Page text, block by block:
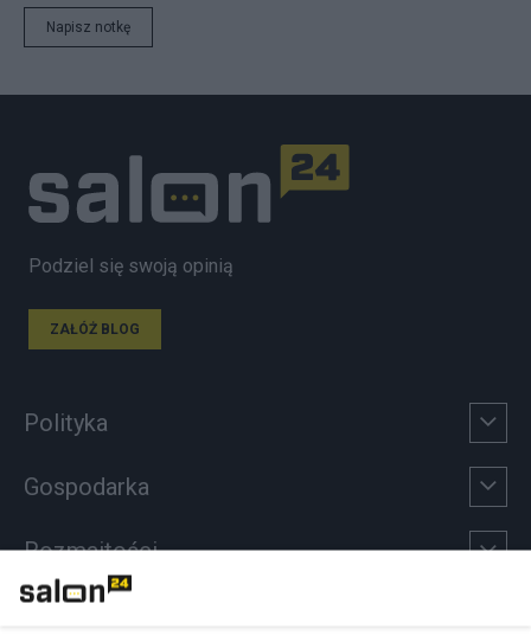
Napisz notkę
Podziel się swoją opinią
ZAŁÓŻ BLOG
Polityka
Gospodarka
Rozmaitości